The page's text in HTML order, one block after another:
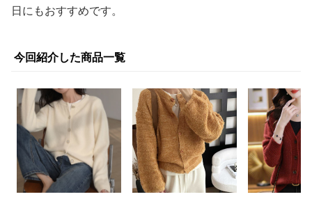
日にもおすすめです。
今回紹介した商品一覧